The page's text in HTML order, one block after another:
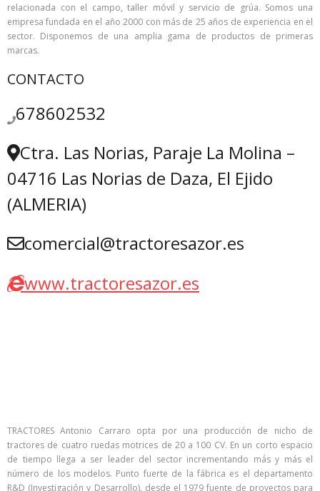
relacionada con el campo, taller móvil y servicio de grúa. Somos una
empresa fundada en el año 2000 con más de 25 años de experiencia en el
sector. Disponemos de una amplia gama de productos de primeras
marcas.
CONTACTO
678602532
Ctra. Las Norias, Paraje La Molina –
04716 Las Norias de Daza, El Ejido
(ALMERIA)
comercial@tractoresazor.es
www.tractoresazor.es
TRACTORES Antonio Carraro opta por una producción de nicho de
tractores de cuatro ruedas motrices de 20 a 100 CV. En un corto espacio
de tiempo llega a ser leader del sector incrementando más y más el
número de los modelos. Punto fuerte de la fábrica es el departamento
R&D (Investigación y Desarrollo), desde el 1979 fuente de proyectos para